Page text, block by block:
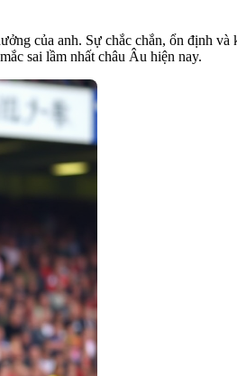
của anh. Sự chắc chắn, ổn định và
sai lầm nhất châu Âu hiện nay.